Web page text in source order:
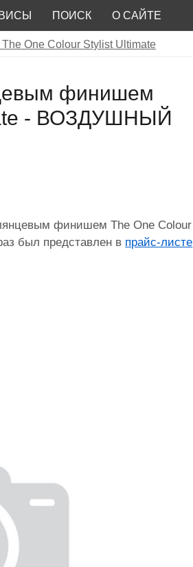
ПОИСК О САЙТЕ
One Colour Stylist Ultimate
финишем
- ВОЗДУШНЫЙ
финишем The One Colour
был представлен в прайс-листе